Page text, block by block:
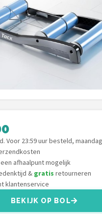
Voor 23:59 uur besteld,
afhaalpunt mogelijk
& gratis retourneren
klantenservice
BEKIJK OP BOL